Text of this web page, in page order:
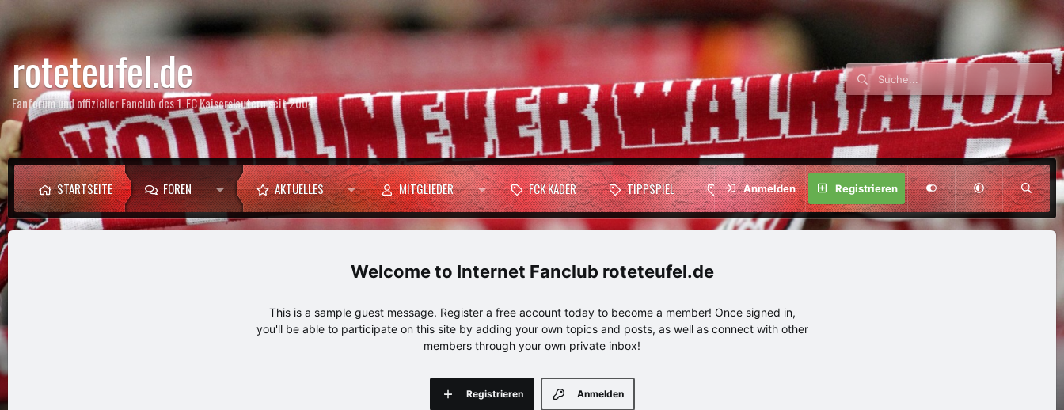
roteteufel.de
Fanforum und offizieller Fanclub des 1. FC Kaiserslautern seit 2004
STARTSEITE FOREN AKTUELLES MITGLIEDER FCK KADER TIPPSPIEL SPENDEAnmelden Registrieren
Internet Fanclub roteteufel.de
This is a sample guest message. Register a free account today to become a member! Once signed in,
you'll be able to participate on this site by adding your own topics and posts, as well as connect with other
members through your own private inbox!
Anmelden
Registrieren